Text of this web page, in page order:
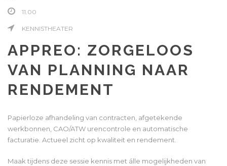
11.00
KENNISTHEATER
APPREO: ZORGELOOS
VAN PLANNING NAAR
RENDEMENT
Papierloze afhandeling van contracten, afgetekende
werkbonnen, CAO/ATW urencontrole en automatische
facturatie. Actueel zicht op kwaliteit en rendement.
Maak tijdens deze sessie kennis met álle mogelijkheden van